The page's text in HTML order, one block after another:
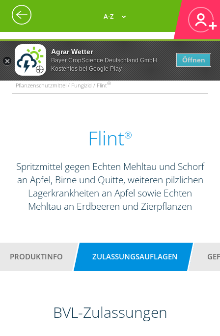
Agrar Wetter
Bayer CropScience Deutschland GmbH
Kostenlos bei Google Play
Öffnen
A-Z
Pflanzenschutzmittel / Fungizid / Flint®
Flint®
Spritzmittel gegen Echten Mehltau und Schorf
an Apfel, Birne und Quitte, weiteren pilzlichen
Lagerkrankheiten an Apfel sowie Echten
Mehltau an Erdbeeren und Zierpflanzen
PRODUKTINFO ZULASSUNGSAUFLAGEN
BVL-Zulassungen